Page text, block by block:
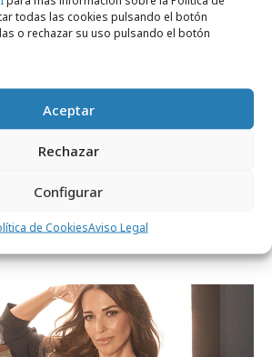
todas las cookies pulsando el botón
o rechazar su uso pulsando el botón
Aceptar
Rechazar
Configurar
de CookiesAviso Legal
de negocio y growth en